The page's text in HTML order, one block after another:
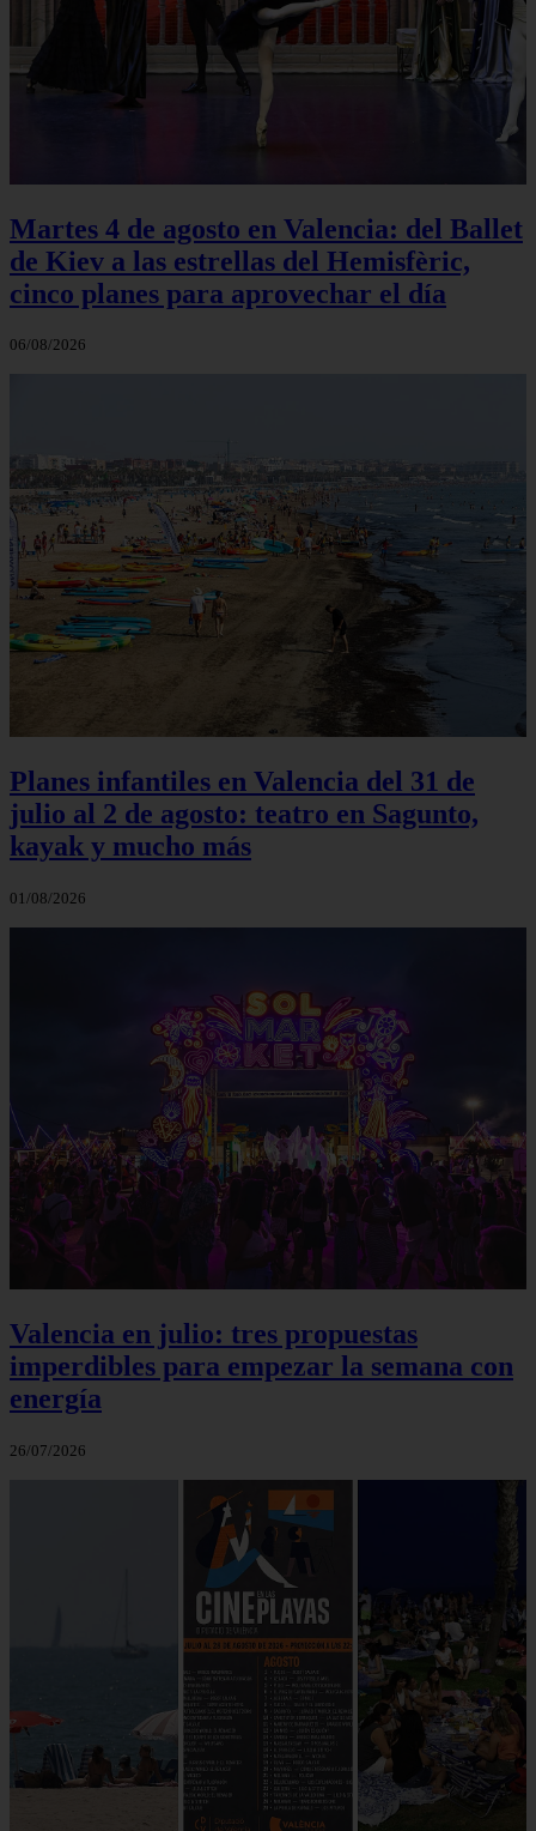
Martes 4 de agosto en Valencia: del Ballet
de Kiev a las estrellas del Hemisfèric,
cinco planes para aprovechar el día
06/08/2026
Planes infantiles en Valencia del 31 de
julio al 2 de agosto: teatro en Sagunto,
kayak y mucho más
01/08/2026
Valencia en julio: tres propuestas
imperdibles para empezar la semana con
energía
26/07/2026